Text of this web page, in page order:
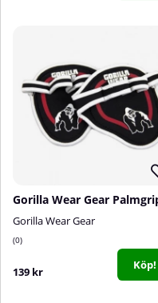
Gorilla Wear Gear
0
139 kr Köp!